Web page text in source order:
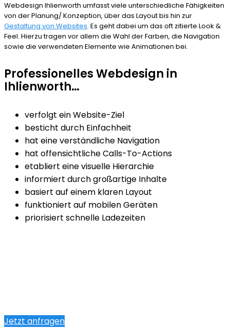
Webdesign Ihlienworth umfasst viele unterschiedliche Fähigkeiten
von der Planung/ Konzeption, über das Layout bis hin zur
Gestaltung von Websites. Es geht dabei um das oft zitierte Look &
Feel. Hierzu tragen vor allem die Wahl der Farben, die Navigation
sowie die verwendeten Elemente wie Animationen bei.
Professionelles Webdesign in
Ihlienworth…
verfolgt ein Website-Ziel
besticht durch Einfachheit
hat eine verständliche Navigation
hat offensichtliche Calls-To-Actions
etabliert eine visuelle Hierarchie
informiert durch großartige Inhalte
basiert auf einem klaren Layout
funktioniert auf mobilen Geräten
priorisiert schnelle Ladezeiten
Jetzt anfragen